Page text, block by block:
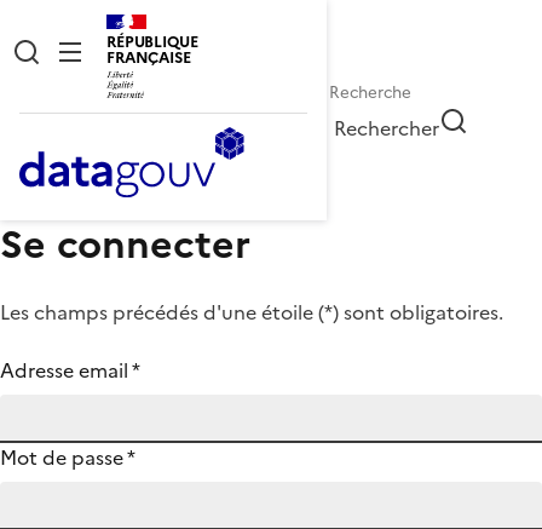
RÉPUBLIQUE
FRANÇAISE
Rechercher
Se connecter
Les champs précédés d'une étoile (*) sont obligatoires.
Adresse email*
Mot de passe*